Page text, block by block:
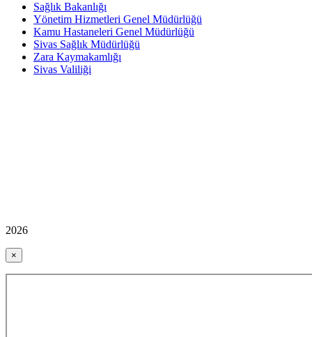
Sağlık Bakanlığı
Yönetim Hizmetleri Genel Müdürlüğü
Kamu Hastaneleri Genel Müdürlüğü
Sivas Sağlık Müdürlüğü
Zara Kaymakamlığı
Sivas Valiliği
2026
×